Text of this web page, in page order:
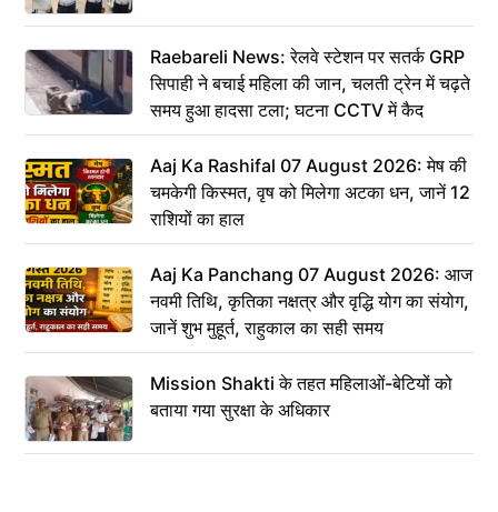
Raebareli News: रेलवे स्टेशन पर सतर्क GRP
सिपाही ने बचाई महिला की जान, चलती ट्रेन में चढ़ते
समय हुआ हादसा टला; घटना CCTV में कैद
Aaj Ka Rashifal 07 August 2026: मेष की
चमकेगी किस्मत, वृष को मिलेगा अटका धन, जानें 12
राशियों का हाल
Aaj Ka Panchang 07 August 2026: आज
नवमी तिथि, कृतिका नक्षत्र और वृद्धि योग का संयोग,
जानें शुभ मुहूर्त, राहुकाल का सही समय
Mission Shakti के तहत महिलाओं-बेटियों को
बताया गया सुरक्षा के अधिकार